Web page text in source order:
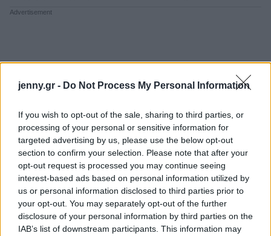
jenny.gr - Do Not Process My Personal Information
If you wish to opt-out of the sale, sharing to third parties, or
processing of your personal or sensitive information for
targeted advertising by us, please use the below opt-out
section to confirm your selection. Please note that after your
opt-out request is processed you may continue seeing
interest-based ads based on personal information utilized by
us or personal information disclosed to third parties prior to
your opt-out. You may separately opt-out of the further
disclosure of your personal information by third parties on the
IAB’s list of downstream participants. This information may